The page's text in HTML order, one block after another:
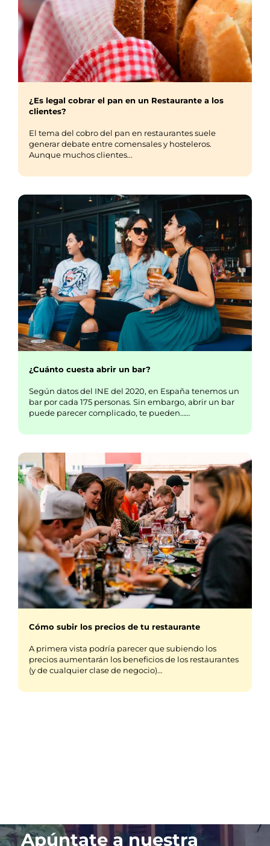
¿Es legal cobrar el pan en un Restaurante a los
clientes?
El tema del cobro del pan en restaurantes suele
generar debate entre comensales y hosteleros.
Aunque muchos clientes...
¿Cuánto cuesta abrir un bar?
Según datos del INE del 2020, en España tenemos un
bar por cada 175 personas. Sin embargo, abrir un bar
puede parecer complicado, te pueden……
Cómo subir los precios de tu restaurante
A primera vista podría parecer que subiendo los
precios aumentarán los beneficios de los restaurantes
(y de cualquier clase de negocio)…
Apúntate a nuestra